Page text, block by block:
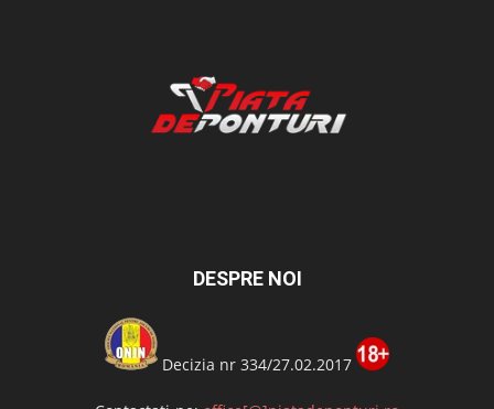
DESPRE NOI
Decizia nr 334/27.02.2017